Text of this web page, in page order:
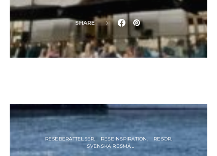
SHARE
RESEBERÄTTELSER RESEINSPIRATION
RESOR
SVENSKA RESMÅL